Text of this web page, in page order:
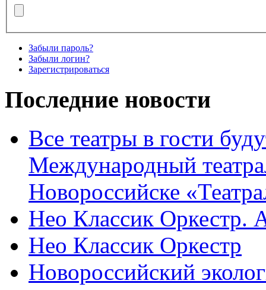
Забыли пароль?
Забыли логин?
Зарегистрироваться
Последние новости
Все театры в гости
Международный
Новороссийске
Нео Классик Оркестр.
Нео Классик Оркестр
Новороссийский